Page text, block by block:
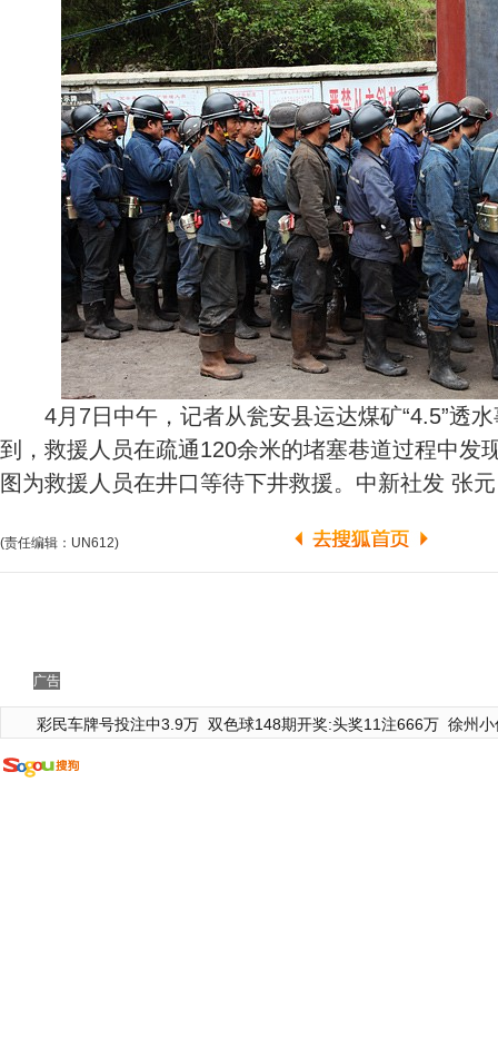
4月7日中午，记者从瓮安县运达煤矿“4.5”透水
到，救援人员在疏通120余米的堵塞巷道过程中发
图为救援人员在井口等待下井救援。中新社发 张
(责任编辑：UN612)
广告
彩民车牌号投注中3.9万 双色球148期开奖:头奖11注666万 徐州